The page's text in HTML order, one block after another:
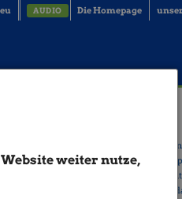
weiter nutze,
AUDIO Die Homepage
mit dem
für
» Zehn
» Österreich-
»
» Nachlese: